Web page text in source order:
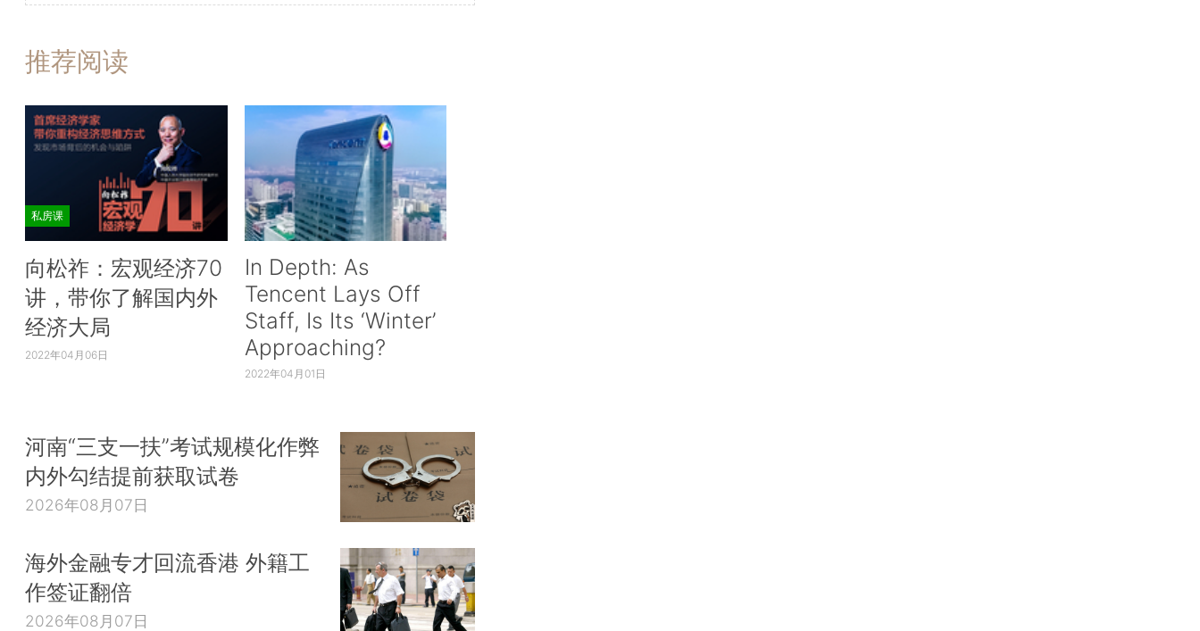
推荐阅读
私房课
向松祚：宏观经济70
讲，带你了解国内外
经济大局
2022年04月06日
In Depth: As
Tencent Lays Off
Staff, Is Its ‘Winter’
Approaching?
2022年04月01日
河南“三支一扶”考试规模化作弊
内外勾结提前获取试卷
2026年08月07日
海外金融专才回流香港 外籍工
作签证翻倍
2026年08月07日